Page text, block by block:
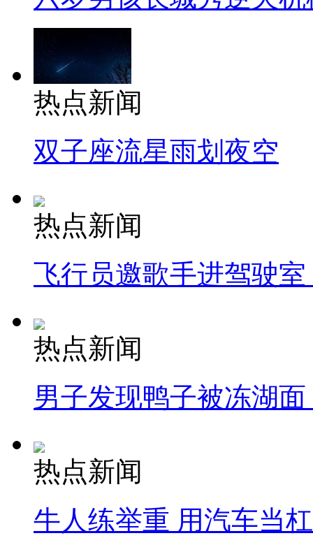
热点新闻
双子座流星雨划夜空
热点新闻
飞行员邀歌手进驾驶
热点新闻
男子发现鸭子被冻湖
热点新闻
牛人练举重 用汽车当